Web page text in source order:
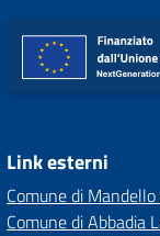
Link esterni
Comune di
Comune di Abbadia